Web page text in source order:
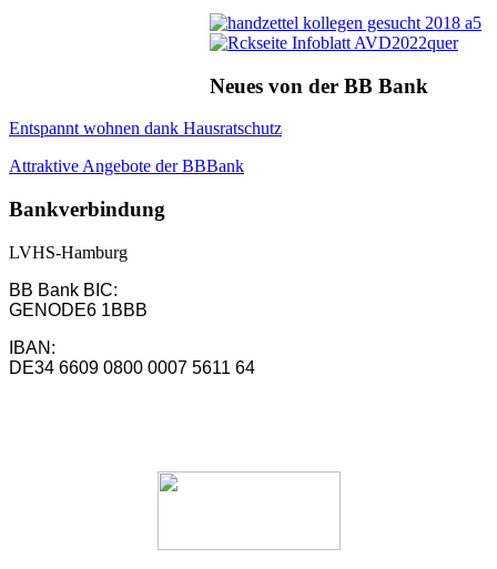
Neues von der BB Bank
Entspannt wohnen dank Hausratschutz
Attraktive Angebote der BBBank
Bankverbindung
LVHS-Hamburg
BB Bank BIC:
GENODE6 1BBB
IBAN:
DE34 6609 0800 0007 5611 64